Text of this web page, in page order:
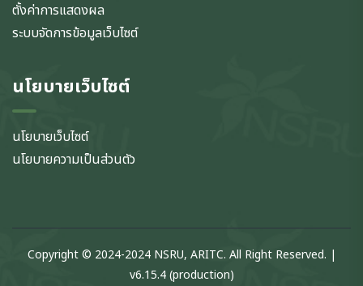
ตั้งค่าการแสดงผล
ระบบจัดการข้อมูลเว็บไซต์
นโยบายเว็บไซต์
นโยบายเว็บไซต์
นโยบายความเป็นส่วนตัว
Copyright © 2024-2024 NSRU, ARITC. All Right Reserved. |
v6.15.4 (production)